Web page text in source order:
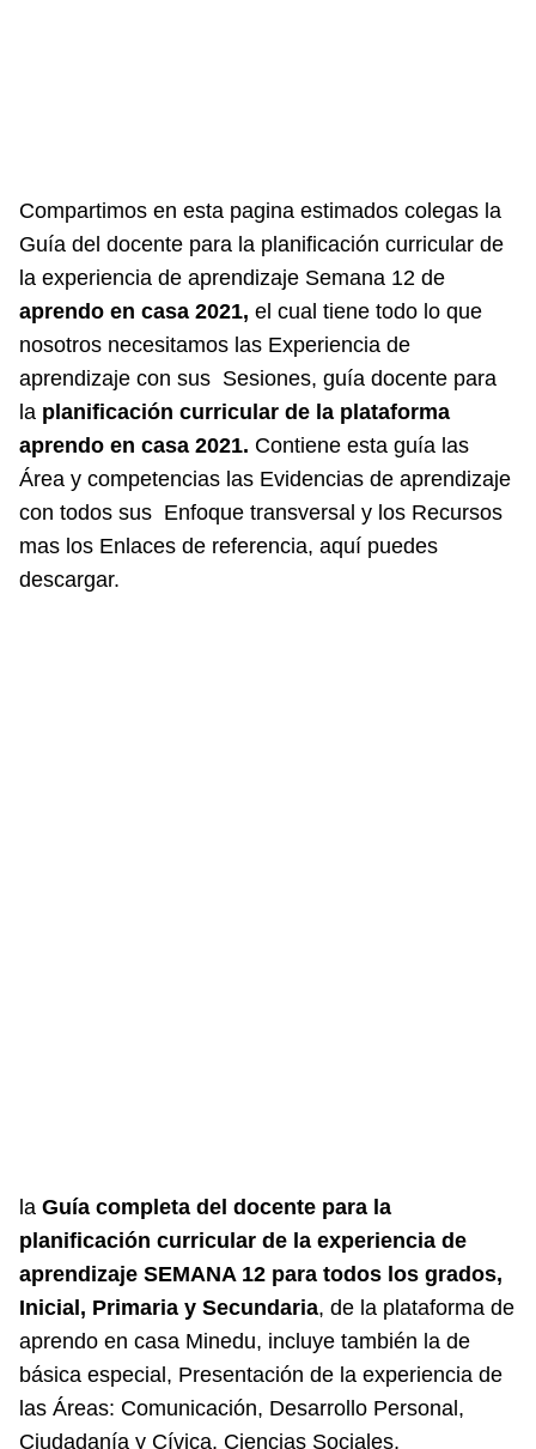
Compartimos en esta pagina estimados colegas la
Guía del docente para la planificación curricular de
la experiencia de aprendizaje Semana 12 de
aprendo en casa 2021, el cual tiene todo lo que
nosotros necesitamos las Experiencia de
aprendizaje con sus Sesiones, guía docente para
la planificación curricular de la plataforma
aprendo en casa 2021. Contiene esta guía las
Área y competencias las Evidencias de aprendizaje
con todos sus Enfoque transversal y los Recursos
mas los Enlaces de referencia, aquí puedes
descargar.
la Guía completa del docente para la
planificación curricular de la experiencia de
aprendizaje SEMANA 12 para todos los grados,
Inicial, Primaria y Secundaria, de la plataforma de
aprendo en casa Minedu, incluye también la de
básica especial, Presentación de la experiencia de
las Áreas: Comunicación, Desarrollo Personal,
Ciudadanía y Cívica, Ciencias Sociales,